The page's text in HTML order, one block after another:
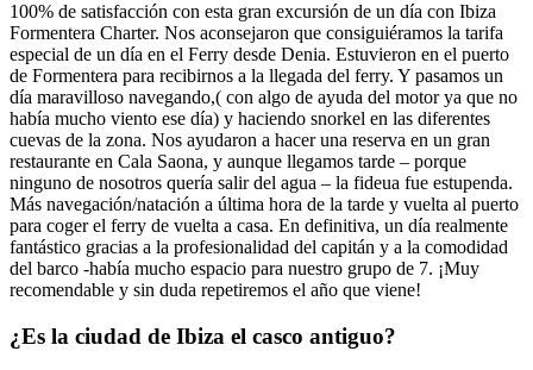
100% de satisfacción con esta gran excursión de un día con Ibiza
Formentera Charter. Nos aconsejaron que consiguiéramos la tarifa
especial de un día en el Ferry desde Denia. Estuvieron en el puerto
de Formentera para recibirnos a la llegada del ferry. Y pasamos un
día maravilloso navegando,( con algo de ayuda del motor ya que no
había mucho viento ese día) y haciendo snorkel en las diferentes
cuevas de la zona. Nos ayudaron a hacer una reserva en un gran
restaurante en Cala Saona, y aunque llegamos tarde – porque
ninguno de nosotros quería salir del agua – la fideua fue estupenda.
Más navegación/natación a última hora de la tarde y vuelta al puerto
para coger el ferry de vuelta a casa. En definitiva, un día realmente
fantástico gracias a la profesionalidad del capitán y a la comodidad
del barco -había mucho espacio para nuestro grupo de 7. ¡Muy
recomendable y sin duda repetiremos el año que viene!
¿Es la ciudad de Ibiza el casco antiguo?